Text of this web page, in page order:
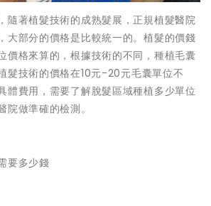
隨著植髮技術的成熟髮展，正規植髮醫院
大部分的價格是比較統一的。植髮的價錢
價格來算的，根據技術的不同，種植毛囊
髮技術的價格在10元-20元毛囊單位不
體費用，需要了解脫髮區域種植多少單位
院做準確的檢測。
要多少錢